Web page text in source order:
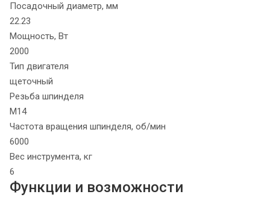
Посадочный диаметр, мм
22.23
Мощность, Вт
2000
Тип двигателя
щеточный
Резьба шпинделя
М14
Частота вращения шпинделя, об/мин
6000
Вес инструмента, кг
6
Функции и возможности